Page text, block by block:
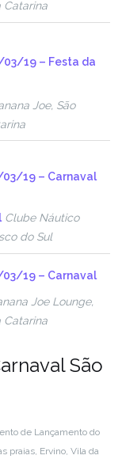
Catarina
19 – Festa da
Joe, São
19 – Carnaval
Clube Náutico
do Sul
19 – Carnaval
Joe Lounge,
Catarina
São
de Lançamento do
praias, Ervino, Vila da